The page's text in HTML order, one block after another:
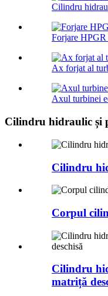
Cilindru
Forjare HPGR
Ax forjat al
Axul turbinei
Cilindru hidraulic și
Cilindru
Corpul
Cilindru
matriță